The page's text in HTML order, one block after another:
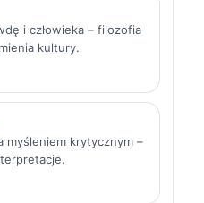
i człowieka – filozofia
kultury.
myśleniem krytycznym –